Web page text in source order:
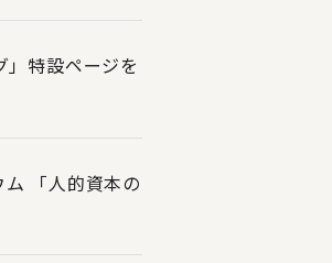
」特設ページを
「人的資本の